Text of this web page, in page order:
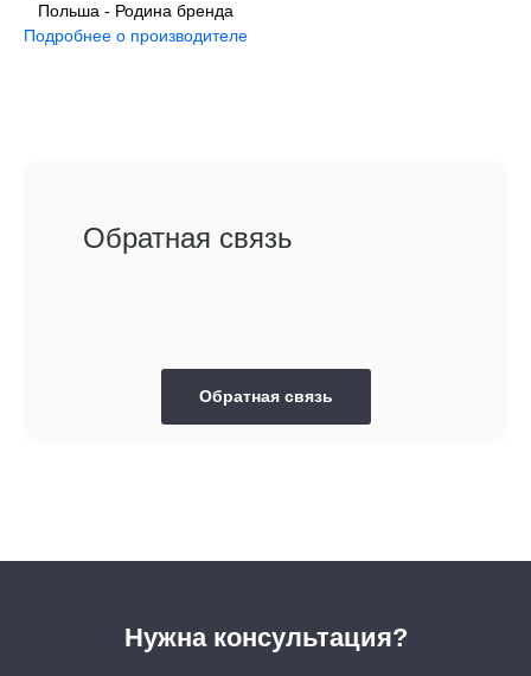
Польша - Родина бренда
Подробнее о производителе
Обратная связь
Обратная связь
Нужна консультация?